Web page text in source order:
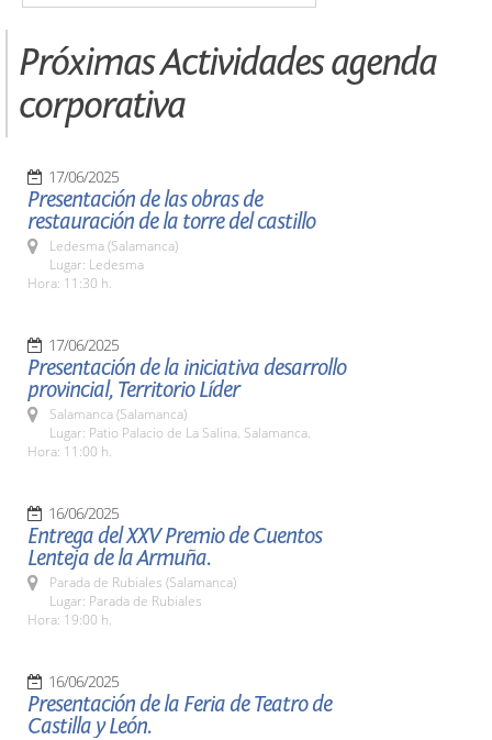
Próximas Actividades agenda
corporativa
17/06/2025
Presentación de las obras de
restauración de la torre del castillo
Ledesma (Salamanca)
Lugar: Ledesma
Hora: 11:30 h.
17/06/2025
Presentación de la iniciativa desarrollo
provincial, Territorio Líder
Salamanca (Salamanca)
Lugar: Patio Palacio de La Salina. Salamanca.
Hora: 11:00 h.
16/06/2025
Entrega del XXV Premio de Cuentos
Lenteja de la Armuña.
Parada de Rubiales (Salamanca)
Lugar: Parada de Rubiales
Hora: 19:00 h.
16/06/2025
Presentación de la Feria de Teatro de
Castilla y León.